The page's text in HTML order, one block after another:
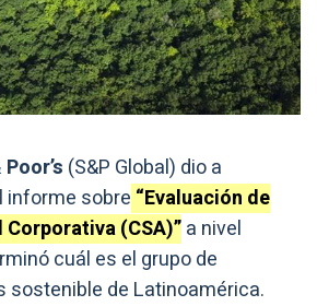
(S&P Global) dio a
informe sobre “Evaluación de
(CSA)”a nivel
cuál es el grupo de
sostenible de Latinoamérica.